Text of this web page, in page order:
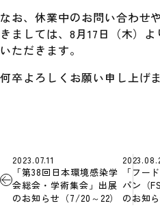
なお、休業中のお問い合わせ
きましては、8月17日（木）
いただきます。
何卒よろしくお願い申し上げま
2023.07.11
「第38回日本環境感染学
会総会・学術集会」出展
のお知らせ（7/20～22）
「フー
パン（
のお知